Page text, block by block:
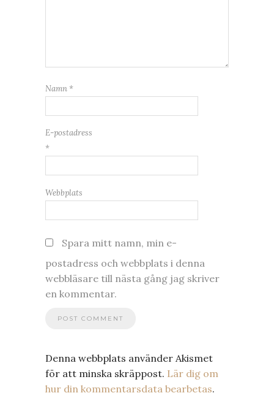
Namn *
E-postadress
*
Webbplats
Spara mitt namn, min e-
postadress och webbplats i denna
webbläsare till nästa gång jag skriver
en kommentar.
Denna webbplats använder Akismet
för att minska skräppost. Lär dig om
hur din kommentarsdata bearbetas.